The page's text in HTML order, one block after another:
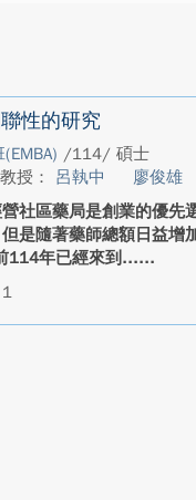
性的研究
/114/ 碩士
授： 呂執中
廖俊雄
社區藥局是創業的優先
是隨著藥師總額日益
114年已經來到...